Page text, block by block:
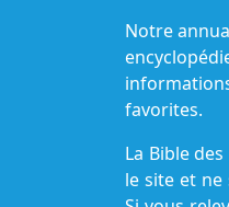
Notre
favorites.
La Bible
le site et